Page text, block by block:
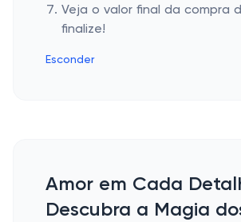
Veja o valor final da compra
finalize!
Esconder
Amor em Cada
Descubra a Magia